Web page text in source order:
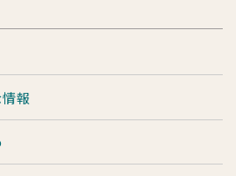
報